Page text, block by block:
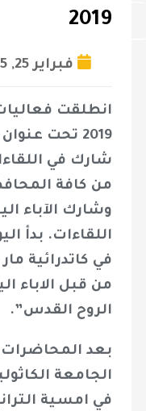
2019
فبراير 25, 2025
انطلقت
2019 تحت
من كافة
وشارك الآباء
اللقاءات. بدأ
في كاتدرائية
من قبل الاباء
الروح القدس”.
بعد
الجامعة
في امسية